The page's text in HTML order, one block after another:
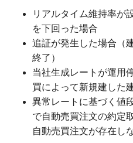
リアルタイム維持率が
を下回った場合
追証が発生した場合（
終了）
当社生成レートが運用
買によって新規建した
異常レートに基づく値
で自動売買注文の約定
自動売買注文が存在し